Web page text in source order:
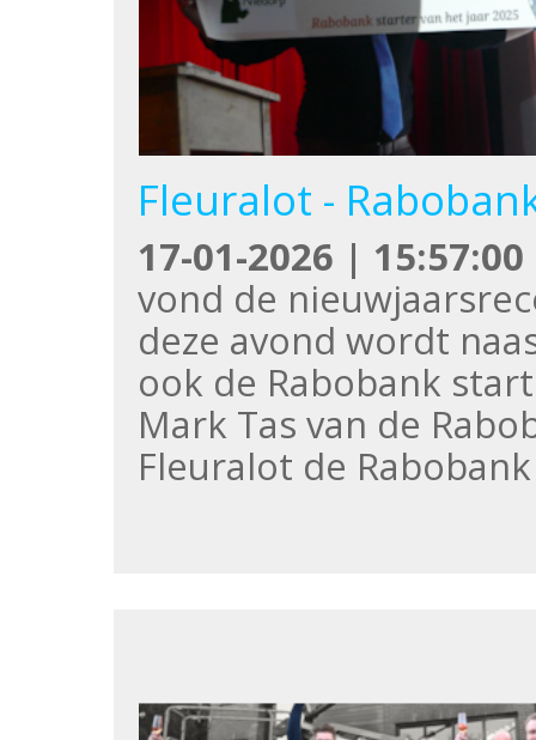
Fleuralot -
17-01-2026 | 15:57:00
vond de
deze avond wordt
ook de Rabobank
Mark Tas van de
Fleuralot de